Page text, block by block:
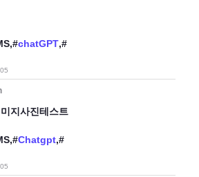
chatGPT,#
지사진테스트
Chatgpt,#